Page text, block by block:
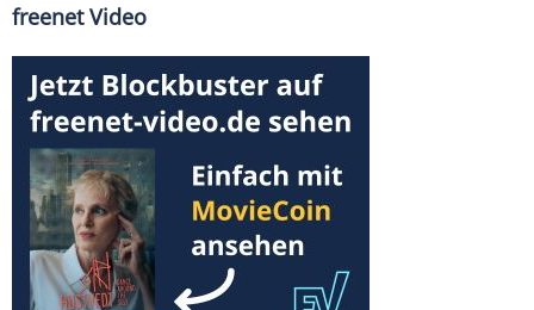
freenet Video